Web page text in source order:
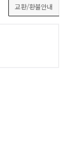
교환/환불안내